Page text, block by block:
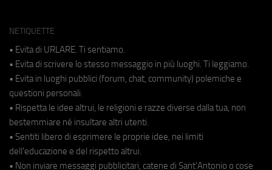
NETIQUETTE
• Evita di URLARE. Ti sentiamo.
• Evita di scrivere lo stesso messaggio in più luoghi. Ti leggiamo.
• Evita in luoghi pubblici (forum, chat, community) polemiche e
questioni personali.
• Rispetta le idee altrui, le religioni e razze diverse dalla tua, non
bestemmiare né insultare altri utenti.
• Sentiti libero di esprimere le proprie idee, nei limiti
dell'educazione e del rispetto altrui.
• Non inviare messaggi pubblicitari, catene di Sant'Antonio o cose